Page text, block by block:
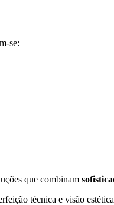
se:
que combinam
técnica e visão